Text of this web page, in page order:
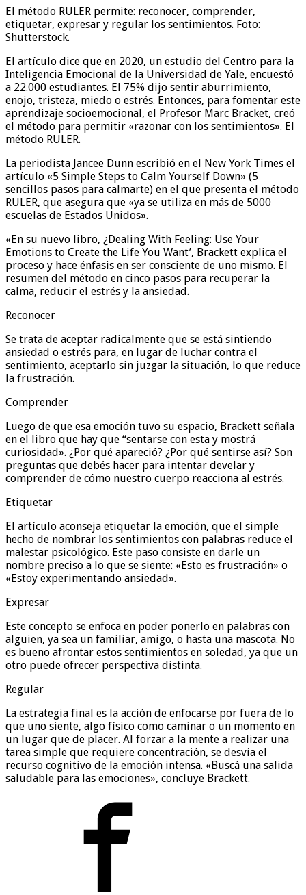
El método RULER permite: reconocer, comprender,
etiquetar, expresar y regular los sentimientos. Foto:
Shutterstock.
El artículo dice que en 2020, un estudio del Centro para la
Inteligencia Emocional de la Universidad de Yale, encuestó
a 22.000 estudiantes. El 75% dijo sentir aburrimiento,
enojo, tristeza, miedo o estrés. Entonces, para fomentar este
aprendizaje socioemocional, el Profesor Marc Bracket, creó
el método para permitir «razonar con los sentimientos». El
método RULER.
La periodista Jancee Dunn escribió en el New York Times el
artículo «5 Simple Steps to Calm Yourself Down» (5
sencillos pasos para calmarte) en el que presenta el método
RULER, que asegura que «ya se utiliza en más de 5000
escuelas de Estados Unidos».
«En su nuevo libro, ¿Dealing With Feeling: Use Your
Emotions to Create the Life You Want’, Brackett explica el
proceso y hace énfasis en ser consciente de uno mismo. El
resumen del método en cinco pasos para recuperar la
calma, reducir el estrés y la ansiedad.
Reconocer
Se trata de aceptar radicalmente que se está sintiendo
ansiedad o estrés para, en lugar de luchar contra el
sentimiento, aceptarlo sin juzgar la situación, lo que reduce
la frustración.
Comprender
Luego de que esa emoción tuvo su espacio, Brackett señala
en el libro que hay que “sentarse con esta y mostrá
curiosidad». ¿Por qué apareció? ¿Por qué sentirse así? Son
preguntas que debés hacer para intentar develar y
comprender de cómo nuestro cuerpo reacciona al estrés.
Etiquetar
El artículo aconseja etiquetar la emoción, que el simple
hecho de nombrar los sentimientos con palabras reduce el
malestar psicológico. Este paso consiste en darle un
nombre preciso a lo que se siente: «Esto es frustración» o
«Estoy experimentando ansiedad».
Expresar
Este concepto se enfoca en poder ponerlo en palabras con
alguien, ya sea un familiar, amigo, o hasta una mascota. No
es bueno afrontar estos sentimientos en soledad, ya que un
otro puede ofrecer perspectiva distinta.
Regular
La estrategia final es la acción de enfocarse por fuera de lo
que uno siente, algo físico como caminar o un momento en
un lugar que de placer. Al forzar a la mente a realizar una
tarea simple que requiere concentración, se desvía el
recurso cognitivo de la emoción intensa. «Buscá una salida
saludable para las emociones», concluye Brackett.